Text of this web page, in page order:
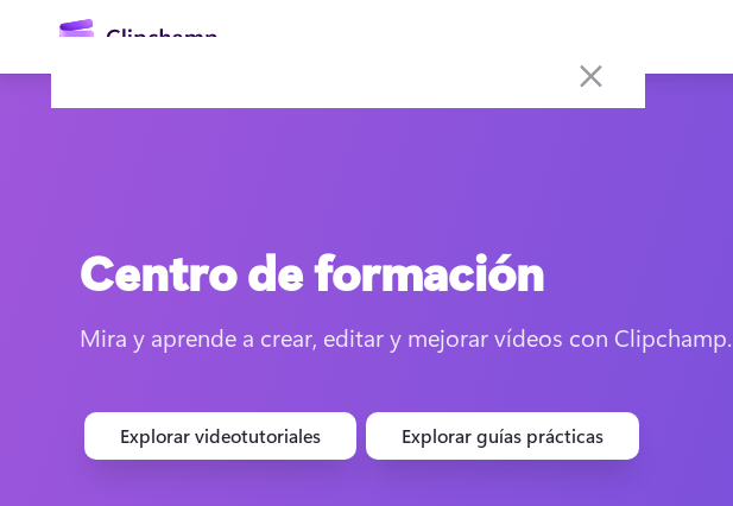
principal
Iniciar sesión
Centro de formación
Mira y aprende a crear, editar y mejorar vídeos con Clipchamp.
Explorar videotutoriales Explorar guías prácticas